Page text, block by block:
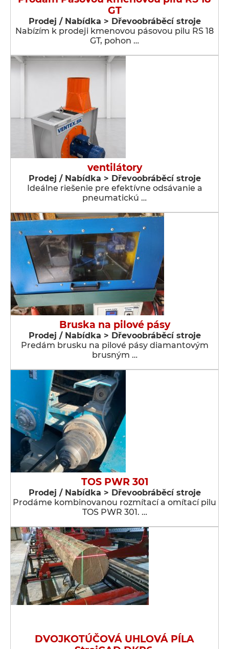
GT
Prodej / Nabídka > Dřevoobráběcí stroje
Nabízím k prodeji kmenovou pásovou pilu RS 18
GT, pohon …
ventilátory
Prodej / Nabídka > Dřevoobráběcí stroje
Ideálne riešenie pre efektívne odsávanie a
pneumatickú …
Bruska na pilové pásy
Prodej / Nabídka > Dřevoobráběcí stroje
Predám brusku na pilové pásy diamantovým
brusným …
TOS PWR 301
Prodej / Nabídka > Dřevoobráběcí stroje
Prodáme kombinovanou rozmítací a omítací pilu
TOS PWR 301. …
DVOJKOTÚČOVÁ UHLOVÁ PÍLA